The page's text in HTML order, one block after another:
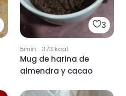
3
5min · 373 kcal
Mug de harina de
almendra y cacao